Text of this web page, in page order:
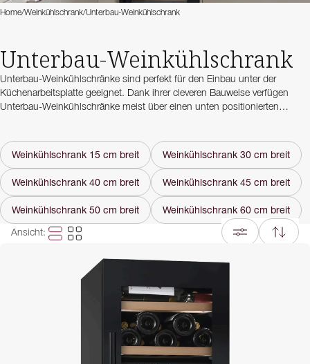
Home/Weinkühlschrank/Unterbau-Weinkühlschrank
Unterbau-Weinkühlschrank
Unterbau-Weinkühlschränke sind perfekt für den Einbau unter der
Küchenarbeitsplatte geeignet. Dank ihrer cleveren Bauweise verfügen
Unterbau-Weinkühlschränke meist über einen unten positionierten
Küche zu integrieren.
Unterbau-Weinkühlschränke sind in verschiedenen Höhen und Breiten
erhältlich, um sich ideal an Ihre Küche anzupassen. Bei uns finden Sie
Weinkühlschränke mit Türhöhen von 700 mm, die speziell für den
deutschen Markt angepasste Türhöhe von 780 mm sowie jetzt ganz neu
800 mm – die passende Türhöhe für Küchen von z.B. IKEA. Bei der Breite
Ihres Unterbau-Weinkühlschranks können Sie zwischen
15 cm, 30 cm
und60 cmwählen.
Weinkühlschrank 15 cm breit Weinkühlschrank 30 cm breit
Weinkühlschrank 40 cm breit Weinkühlschrank 45 cm breit
Weinkühlschrank 50 cm breit Weinkühlschrank 60 cm breit
Ansicht: